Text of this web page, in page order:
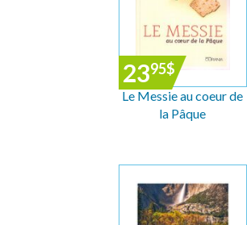
2395$
Le Messie au coeur de
la Pâque